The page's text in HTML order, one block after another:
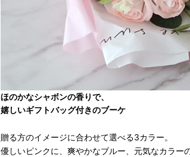
ほのかなシャボンの香りで、
嬉しいギフトバッグ付きのブーケ
贈る方のイメージに合わせて選べる3カラー。
優しいピンクに、爽やかなブルー、元気なカラー